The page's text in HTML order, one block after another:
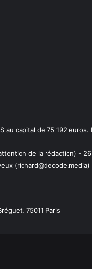
au capital de 75 192 euros.
de la rédaction) -
(richard@decode.media)
75011 Paris